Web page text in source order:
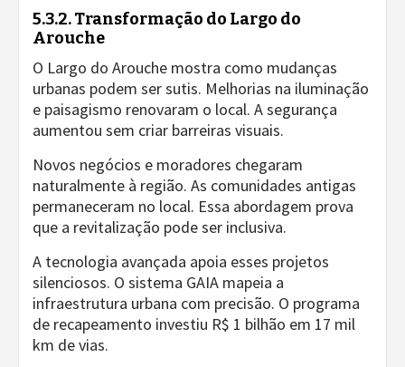
5.3.2. Transformação do Largo do
Arouche
O Largo do Arouche mostra como mudanças
urbanas podem ser sutis. Melhorias na iluminação
e paisagismo renovaram o local. A segurança
aumentou sem criar barreiras visuais.
Novos negócios e moradores chegaram
naturalmente à região. As comunidades antigas
permaneceram no local. Essa abordagem prova
que a revitalização pode ser inclusiva.
A tecnologia avançada apoia esses projetos
silenciosos. O sistema GAIA mapeia a
infraestrutura urbana com precisão. O programa
de recapeamento investiu R$ 1 bilhão em 17 mil
km de vias.